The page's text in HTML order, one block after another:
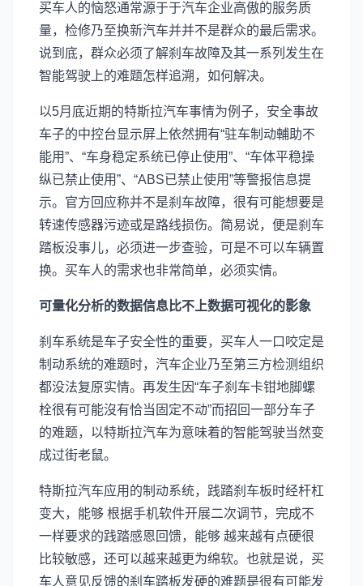
买车人的恼怒通常源于于汽车企业高傲的服务质
量，检修乃至换新汽车并并不是群众的最后需求。
说到底，群众必须了解刹车故障及其一系列发生在
智能驾驶上的难题怎样追溯，如何解决。
以5月底近期的特斯拉汽车事情为例子，安全事故
车子的中控台显示屏上依然拥有“驻车制动輔助不
能用”、“车身稳定系统已停止使用”、“车体平稳操
纵已禁止使用”、“ABS已禁止使用”等警报信息提
示。官方回应称并不是刹车故障，很有可能想要是
转速传感器污迹或是路线损伤。简易说，便是刹车
踏板没事儿，必须进一步查验，可是不可以车辆置
换。买车人的需求也非常简单，必须实情。
可量化分析的数据信息比不上数据可视化的影象
刹车系统是车子安全性的重要，买车人一口咬定是
制动系统的难题时，汽车企业乃至第三方检测组织
都没法复原实情。再发生因“车子刹车卡钳地脚螺
栓很有可能沒有恰当固定不动”而招回一部分车子
的难题，以特斯拉汽车为意味着的智能驾驶当然变
成过街老鼠。
特斯拉汽车应用的制动系统，践踏刹车板时经杆杠
变大，能够 根据手机软件开展二次调节，完成不
一样要求的践踏感恩回馈，能够 越来越有点硬很
比较敏感，还可以越来越更为绵软。也就是说，买
车人意见反馈的刹车踏板发硬的难题是很有可能发